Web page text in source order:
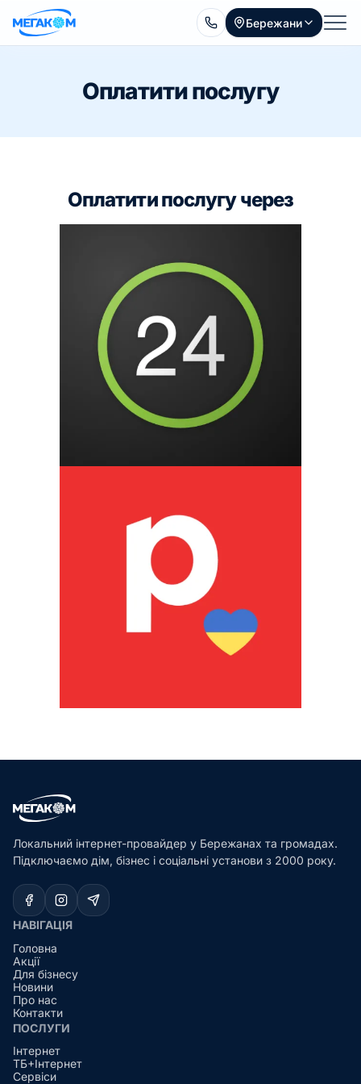
Бережани
Оплатити послугу
Оплатити послугу через
Локальний інтернет-провайдер у Бережанах та громадах.
Підключаємо дім, бізнес і соціальні установи з 2000 року.
НАВІГАЦІЯ
Головна
Акції
Для бізнесу
Новини
Про нас
Контакти
ПОСЛУГИ
Інтернет
ТБ+Інтернет
Сервіси